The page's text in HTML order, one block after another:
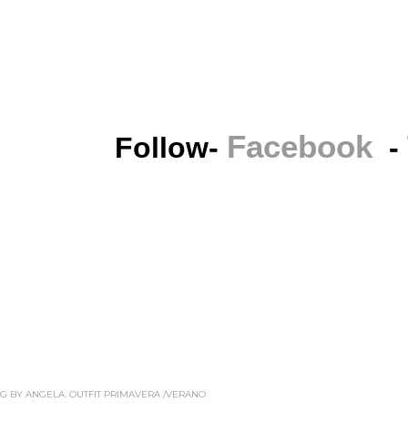
Follow- Facebook -
G BY ANGELA, OUTFIT PRIMAVERA /VERANO